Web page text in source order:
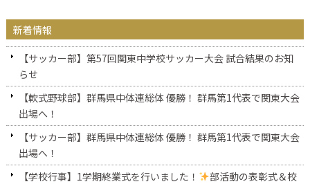
新着情報
【サッカー部】第57回関東中学校サッカー大会 試合結果のお知
らせ
【軟式野球部】群馬県中体連総体 優勝！ 群馬第1代表で関東大会
出場へ！
【サッカー部】群馬県中体連総体 優勝！ 群馬第1代表で関東大会
出場へ！
【学校行事】1学期終業式を行いました！
部活動の表彰式＆校